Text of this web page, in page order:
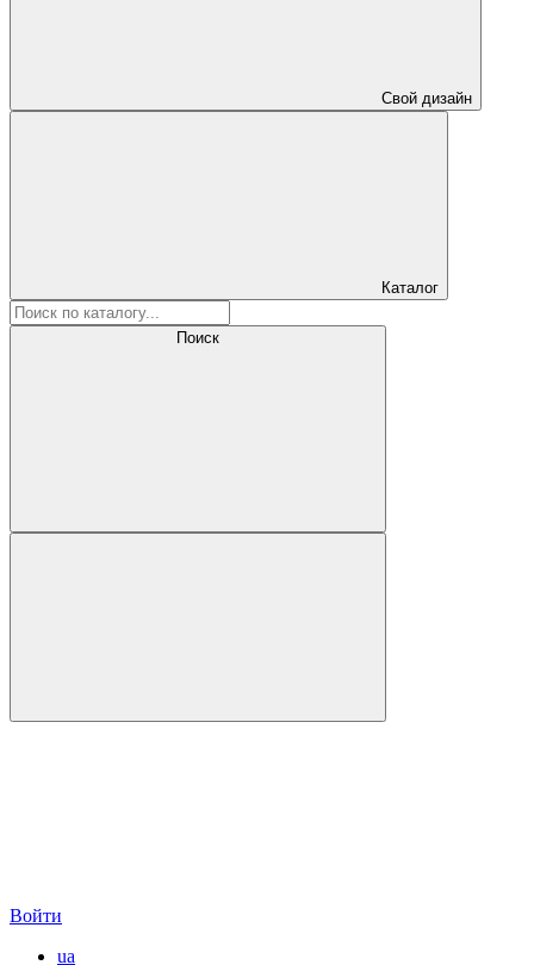
Свой дизайн
Каталог
Поиск
Войти
ua